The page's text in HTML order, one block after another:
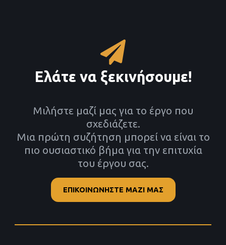
Ελάτε να ξεκινήσουμε!
Μιλήστε μαζί μας για το έργο που
σχεδιάζετε.​
Μια πρώτη συζήτηση μπορεί να είναι το
πιο ουσιαστικό βήμα για την επιτυχία
του έργου σας.
ΕΠΙΚΟΙΝΩΝΗΣΤΕ ΜΑΖΙ ΜΑΣ